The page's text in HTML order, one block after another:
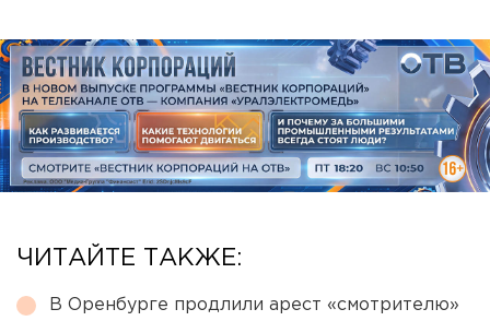
ЧИТАЙТЕ ТАКЖЕ:
В Оренбурге продлили арест «смотрителю»